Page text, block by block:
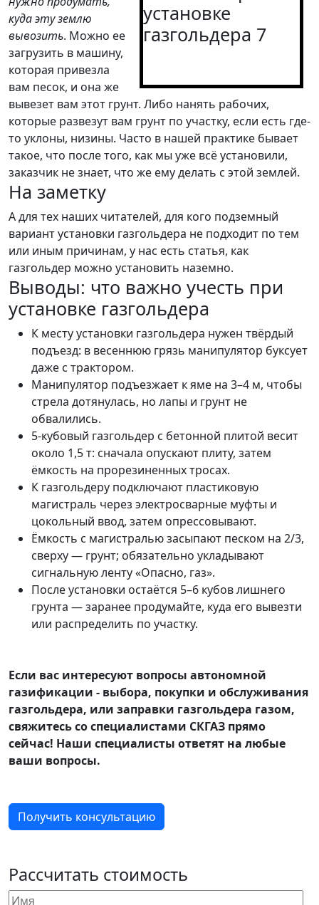
куда эту землю
вывозить. Можно ее
загрузить в машину,
которая привезла
вам песок, и она же
вывезет вам этот грунт. Либо нанять рабочих,
которые развезут вам грунт по участку, если есть где-
то уклоны, низины. Часто в нашей практике бывает
такое, что после того, как мы уже всё установили,
заказчик не знает, что же ему делать с этой землей.
На заметку
А для тех наших читателей, для кого подземный
вариант установки газгольдера не подходит по тем
или иным причинам, у нас есть статья, как
газгольдер можно установить наземно.
Выводы: что важно учесть при
установке газгольдера
К месту установки газгольдера нужен твёрдый
подъезд: в весеннюю грязь манипулятор буксует
даже с трактором.
Манипулятор подъезжает к яме на 3–4 м, чтобы
стрела дотянулась, но лапы и грунт не
обвалились.
5-кубовый газгольдер с бетонной плитой весит
около 1,5 т: сначала опускают плиту, затем
ёмкость на прорезиненных тросах.
К газгольдеру подключают пластиковую
магистраль через электросварные муфты и
цокольный ввод, затем опрессовывают.
Ёмкость с магистралью засыпают песком на 2/3,
сверху — грунт; обязательно укладывают
сигнальную ленту «Опасно, газ».
После установки остаётся 5–6 кубов лишнего
грунта — заранее продумайте, куда его вывезти
или распределить по участку.
Если вас интересуют вопросы автономной
газификации - выбора, покупки и обслуживания
газгольдера, или заправки газгольдера газом,
свяжитесь со специалистами СКГАЗ прямо
сейчас! Наши специалисты ответят на любые
ваши вопросы.
Получить консультацию
Рассчитать стоимость